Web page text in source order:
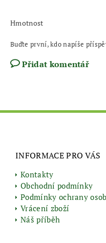
Hmotnost
Buďte první, kdo napíše
Přidat komentář
INFORMACE PRO VÁS
Kontakty
Obchodní podmínky
Podmínky ochrany
Vrácení zboží
Náš příběh